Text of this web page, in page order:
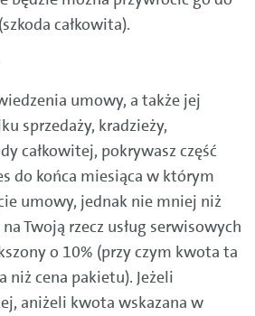
całkowita).
umowy, a także jej
sprzedaży, kradzieży,
całkowitej, pokrywasz część
do końca miesiąca w którym
umowy, jednak nie mniej niż
Twoją rzecz usług serwisowych
o 10% (przy czym kwota ta
niż cena pakietu). Jeżeli
aniżeli kwota wskazana w